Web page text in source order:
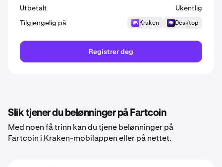
Utbetalt
Ukentlig
Tilgjengelig på
Kraken Desktop
Registrer deg
Slik tjener du belønninger på Fartcoin
Med noen få trinn kan du tjene belønninger på
Fartcoin i Kraken-mobilappen eller på nettet.